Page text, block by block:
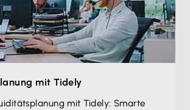
mit Tidely
mit Tidely: Smarte